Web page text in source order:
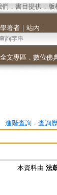
們 ． 書目提供． 版
著者｜ 站內 ｜
全文專區 ． 數位佛
進階查詢． 查詢
本資料由 法